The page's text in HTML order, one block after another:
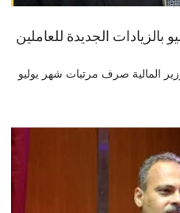
بالزيادات الجديدة للعاملين
المالية صرف مرتبات شهر يوليو